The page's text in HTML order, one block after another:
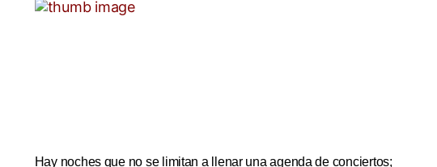
Hay noches que no se limitan a llenar una agenda de conciertos;